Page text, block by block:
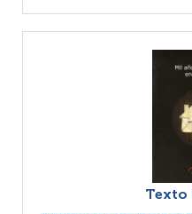
Texto